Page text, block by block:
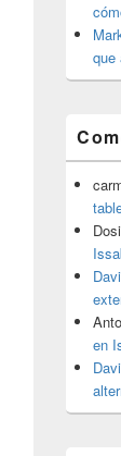
que
en